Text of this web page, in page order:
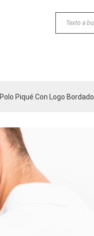
Polo Piqué Con Logo Bordado